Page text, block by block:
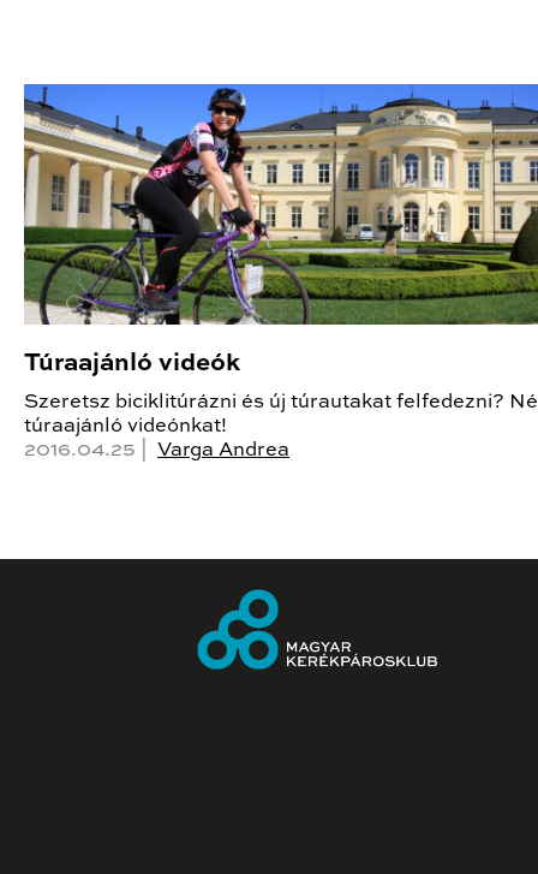
Túraajánló videók
Szeretsz biciklitúrázni és új túrautakat felfedezni?
túraajánló videónkat!
2016.04.25 | Varga Andrea